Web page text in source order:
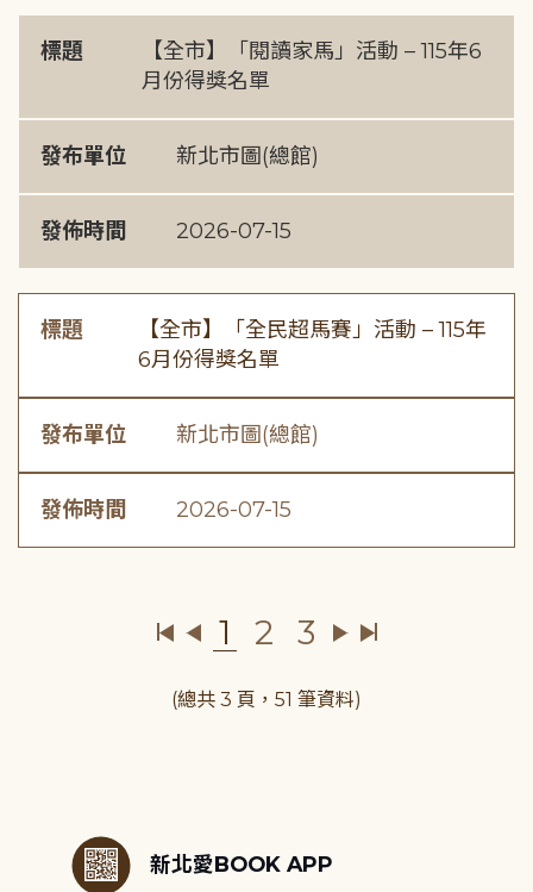
標題
【全市】「閱讀家馬」活動 – 115年6
月份得獎名單
發布單位 新北市圖(總館)
發佈時間 2026-07-15
標題
【全市】「全民超馬賽」活動 – 115年
6月份得獎名單
發布單位 新北市圖(總館)
發佈時間 2026-07-15
1 2 3
(總共 3 頁，51 筆資料)
新北愛BOOK APP